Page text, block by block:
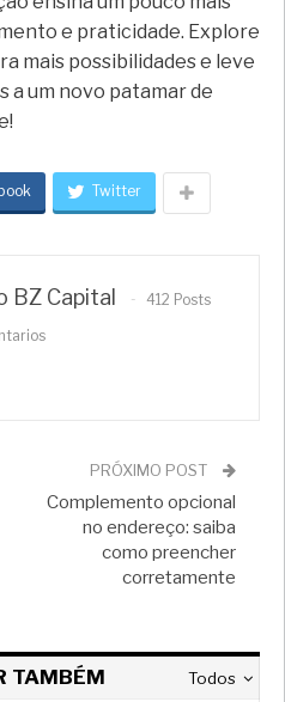
e praticidade. Explore
mais possibilidades e leve
a um novo patamar de
Twitter
BZ Capital
412 Posts
PRÓXIMO POST
Complemento opcional
no endereço: saiba
como preencher
corretamente
Todos
TAMBÉM